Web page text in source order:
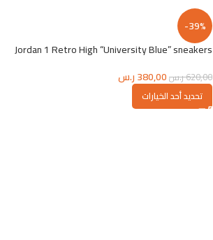
-39%
Jordan 1 Retro High “University Blue” sneakers
620,00ر.س380,00ر.س
تحديد أحد الخيارات